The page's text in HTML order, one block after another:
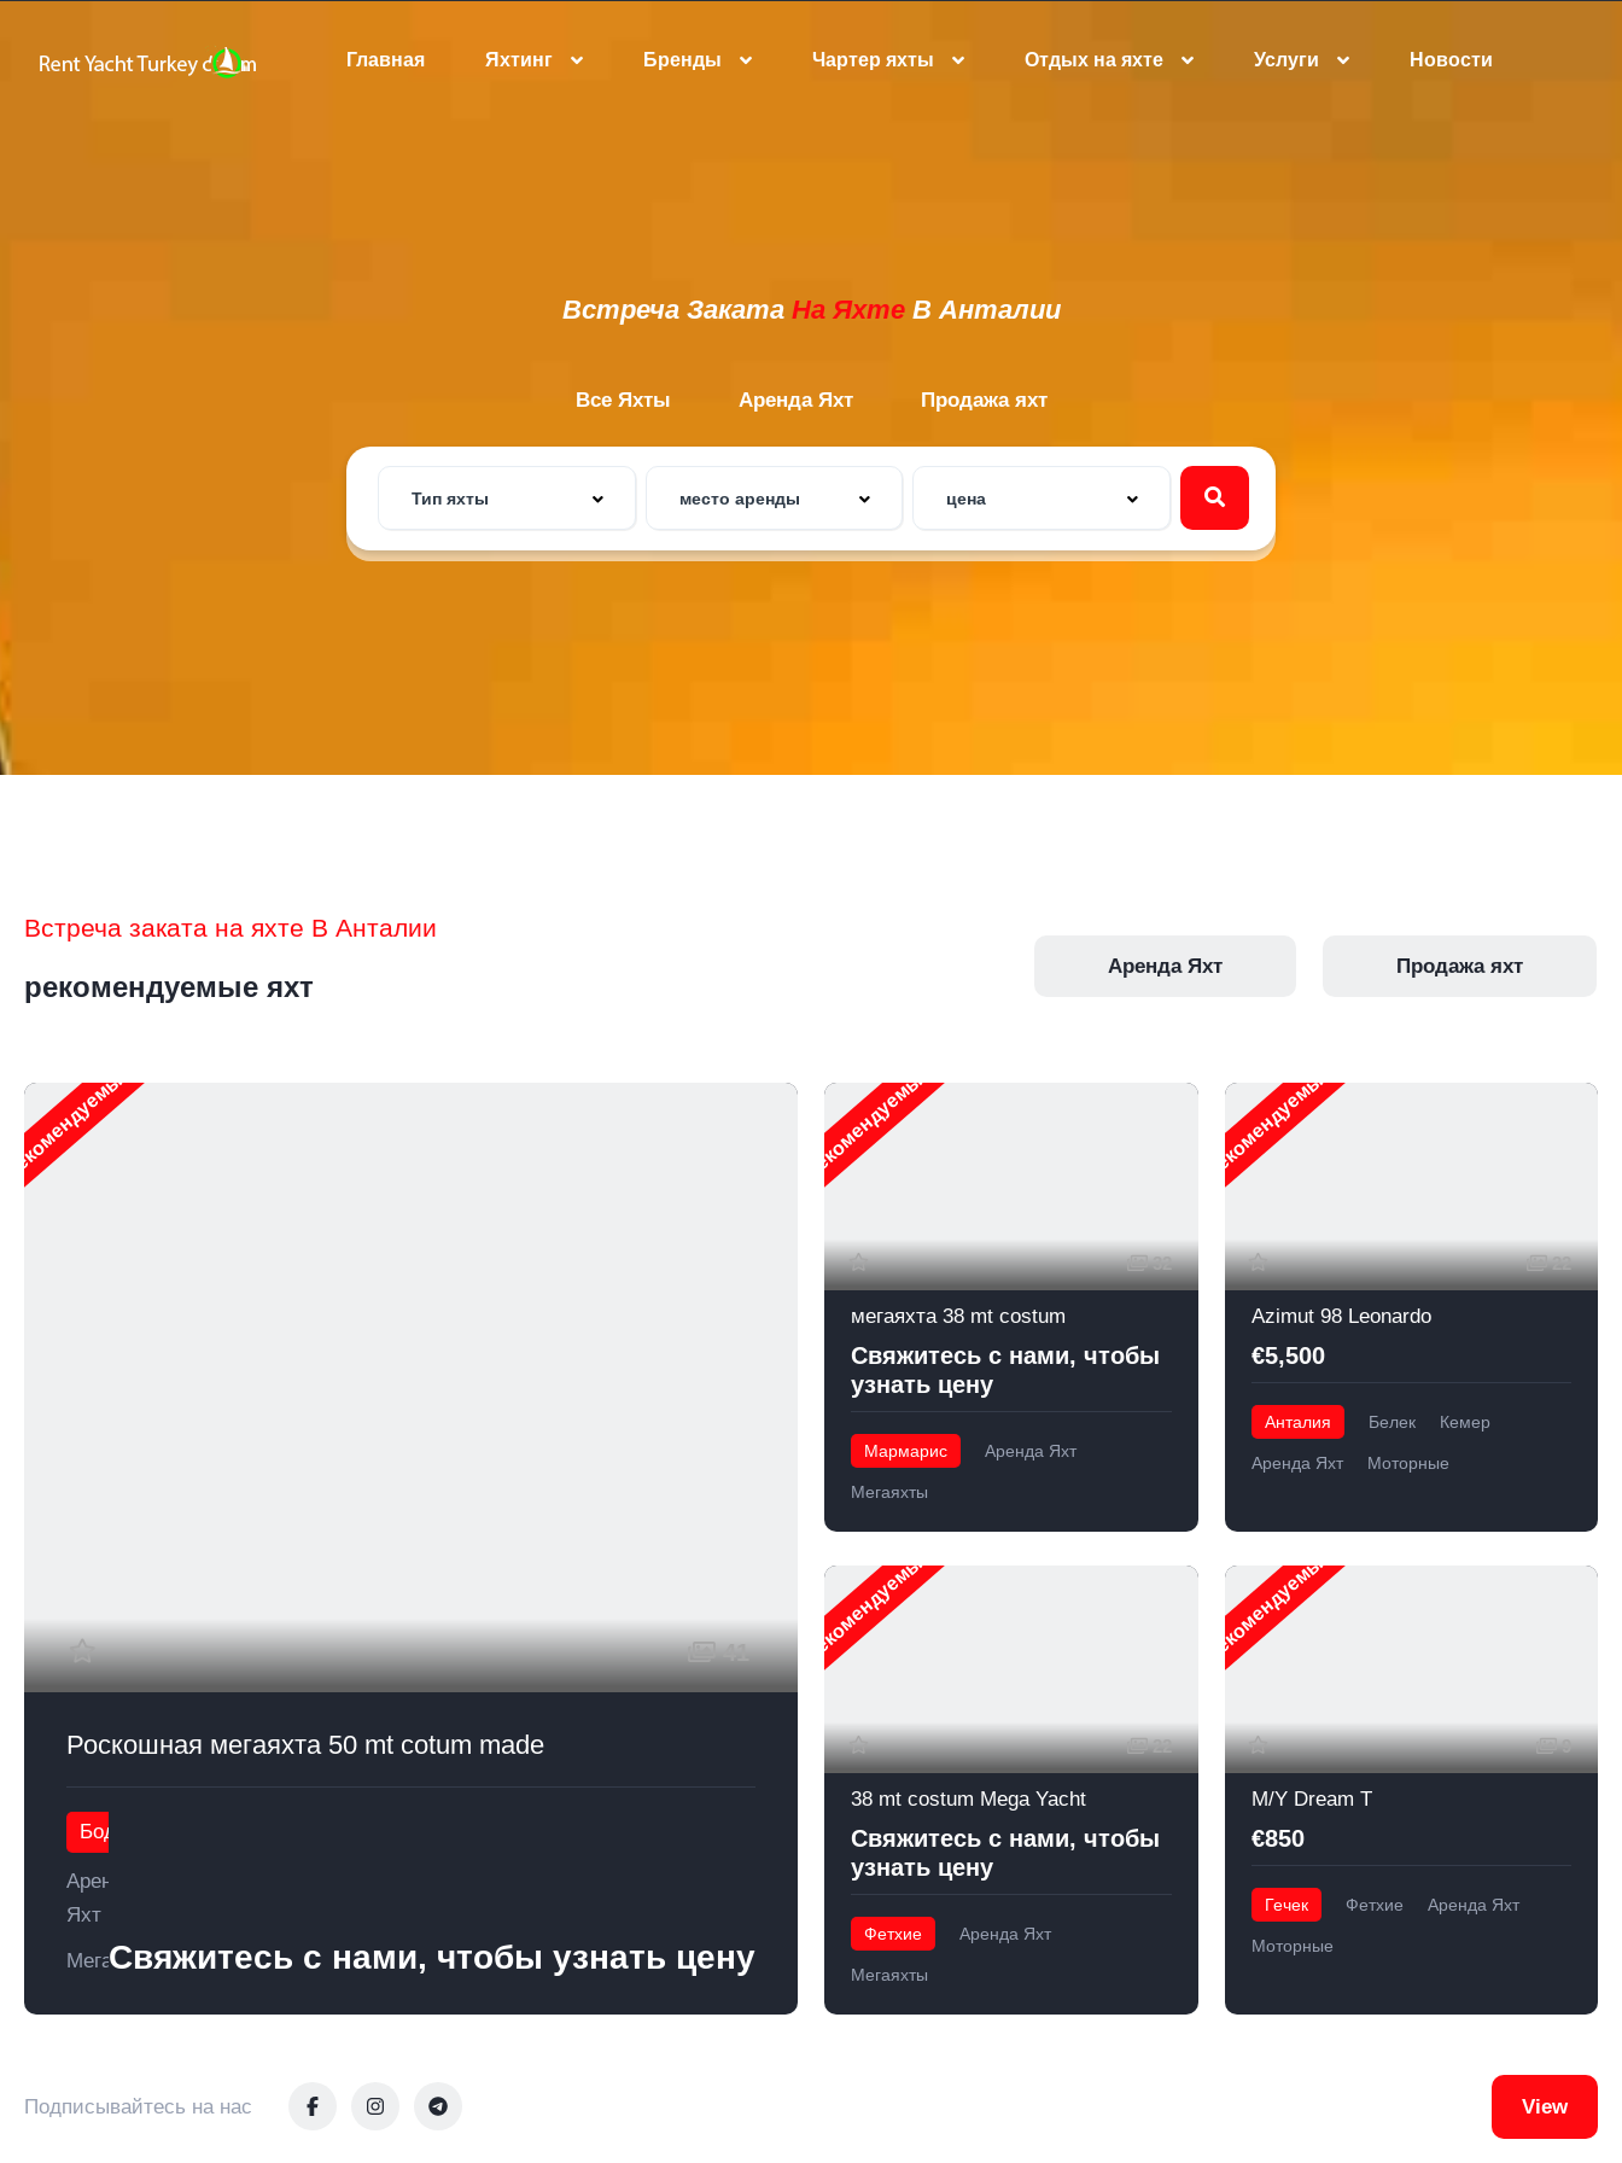
Главная Яхтинг Бренды Чартер яхты Отдых на яхте Услуги Новости
Встреча ЗакатаНа ЯхтеВ Анталии
Все Яхты Аренда Яхт Продажа яхт
Тип яхты место аренды цена
Встреча заката на яхте В Анталии
рекомендуемые яхт
Аренда Яхт Продажа яхт
Рекомендуемые
41
Роскошная мегаяхта 50 mt cotum made
Бодрум
Аренда
Яхт
Мегаяхты
Свяжитесь с нами, чтобы узнать цену
Рекомендуемые
32
мегаяхта 38 mt costum
Свяжитесь с нами, чтобы
узнать цену
Мармарис Аренда Яхт
Мегаяхты
Рекомендуемые
22
Azimut 98 Leonardo
€5,500
Анталия Белек Кемер
Аренда Яхт Моторные
Рекомендуемые
22
38 mt costum Mega Yacht
Свяжитесь с нами, чтобы
узнать цену
Фетхие Аренда Яхт
Мегаяхты
Рекомендуемые
9
M/Y Dream T
€850
Гечек Фетхие Аренда Яхт
Моторные
Подписывайтесь на нас View